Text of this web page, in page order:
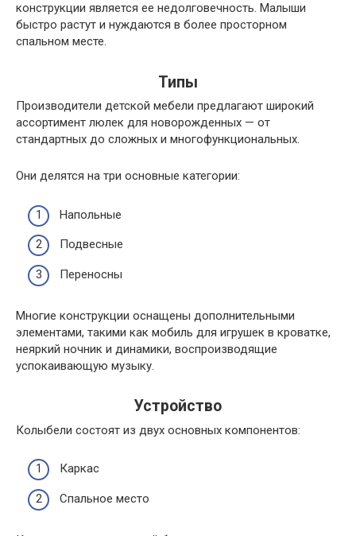
конструкции является ее недолговечность. Малыши
быстро растут и нуждаются в более просторном
спальном месте.
Типы
Производители детской мебели предлагают широкий
ассортимент люлек для новорожденных — от
стандартных до сложных и многофункциональных.
Они делятся на три основные категории:
Напольные
Подвесные
Переносны
Многие конструкции оснащены дополнительными
элементами, такими как мобиль для игрушек в кроватке,
неяркий ночник и динамики, воспроизводящие
успокаивающую музыку.
Устройство
Колыбели состоят из двух основных компонентов:
Каркас
Спальное место